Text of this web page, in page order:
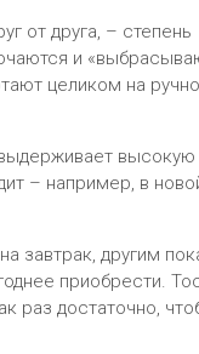
от друга, – степень
и
целиком на
высокую
– например, в
завтрак, другим
приобрести.
раз достаточно,